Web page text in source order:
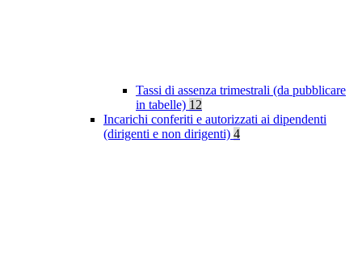
Tassi di assenza trimestrali (da pubblicare
in tabelle) 12
Incarichi conferiti e autorizzati ai dipendenti
(dirigenti e non dirigenti) 4